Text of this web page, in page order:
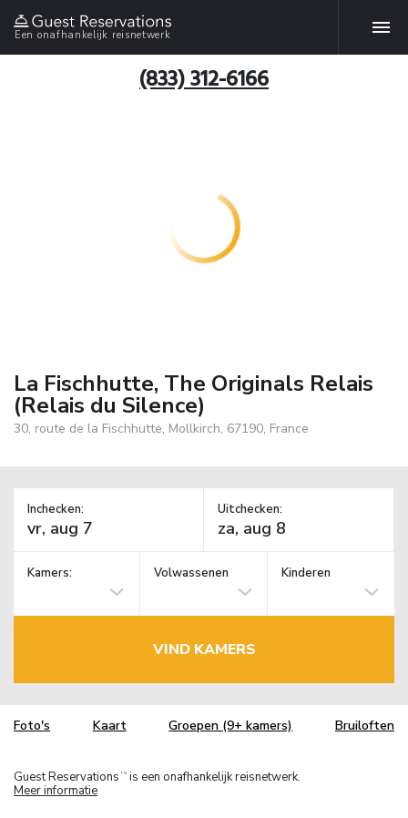
Een onafhankelijk reisnetwerk
(833) 312-6166
La Fischhutte, The Originals Relais
(Relais du Silence)
30, route de la Fischhutte, Mollkirch, 67190, France
Inchecken: Uitchecken:
Kamers: Volwassenen Kinderen
VIND KAMERS
Foto's Kaart Groepen (9+ kamers) Bruiloften
Guest Reservations TM is een onafhankelijk reisnetwerk.
Meer informatie